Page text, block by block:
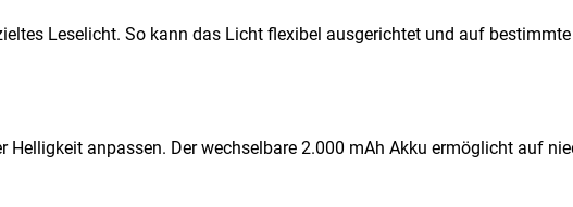
Leselicht. So kann das Licht flexibel ausgerichtet und auf bestimmte
anpassen. Der wechselbare 2.000 mAh Akku ermöglicht auf